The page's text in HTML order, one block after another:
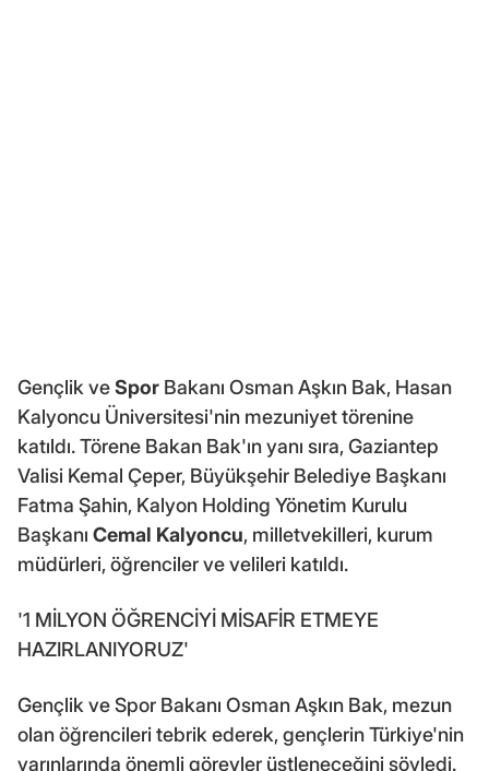
Gençlik veSpor Bakanı Osman Aşkın Bak, Hasan
Kalyoncu Üniversitesi'nin mezuniyet törenine
katıldı. Törene Bakan Bak'ın yanı sıra, Gaziantep
Valisi Kemal Çeper, Büyükşehir Belediye Başkanı
Fatma Şahin, Kalyon Holding Yönetim Kurulu
Başkanı Cemal Kalyoncu, milletvekilleri, kurum
müdürleri, öğrenciler ve velileri katıldı.
'1 MİLYON ÖĞRENCİYİ MİSAFİR ETMEYE
HAZIRLANIYORUZ'
Gençlik ve Spor Bakanı Osman Aşkın Bak, mezun
olan öğrencileri tebrik ederek, gençlerin Türkiye'nin
yarınlarında önemli görevler üstleneceğini söyledi.